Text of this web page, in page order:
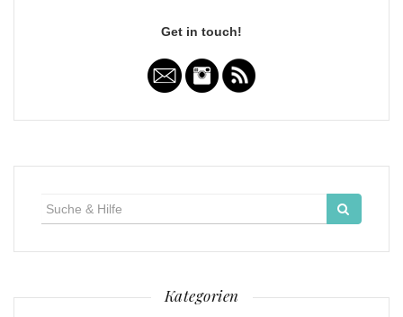
Get in touch!
Kategorien